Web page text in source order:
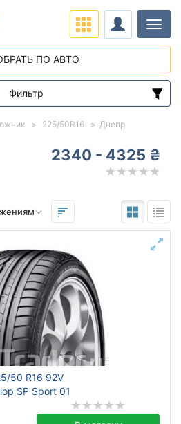
2340 - 4325 ₴
50 R16 92V
SP Sport 01
225/50R16 Днепр
ПО АВТО
Фильтр